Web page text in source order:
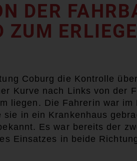
DER
Coburg die Kontrolle
Kurve nach Links von der
liegen. Die Fahrerin war im
in ein Krankenhaus
Es war bereits der
Einsatzes in beide